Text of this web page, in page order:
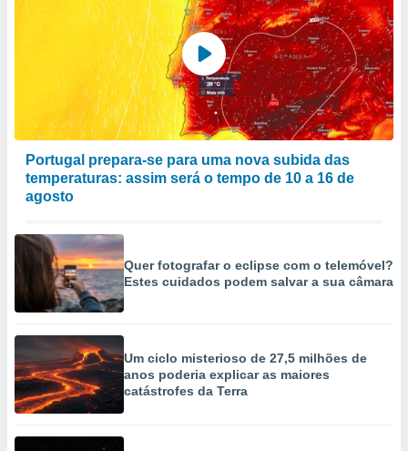
Portugal prepara-se para uma nova subida das
temperaturas: assim será o tempo de 10 a 16 de
agosto
Quer fotografar o eclipse com o telemóvel?
Estes cuidados podem salvar a sua câmara
Um ciclo misterioso de 27,5 milhões de
anos poderia explicar as maiores
catástrofes da Terra